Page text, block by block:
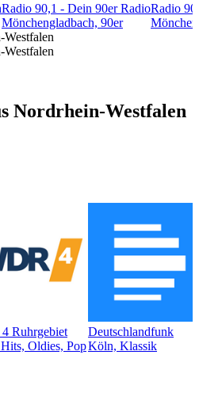
Radio 90,1 - Dein 90er Radio
Mönchengladbach, 90er
Radio
Westfalen
Westfalen
Nordrhein-Westfalen
Ruhrgebiet
Oldies, Pop
Deutschlandfunk
Köln, Klassik